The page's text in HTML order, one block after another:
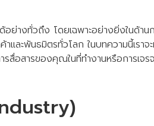
อย่างทั่วถึง โดยเฉพาะอย่างยิ่งในด้
และพันธมิตรทั่วโลก ในบทความนี้เรา
รสื่อสารของคุณในที่ทำงานหรือการเจ